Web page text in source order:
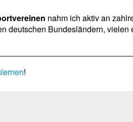
nahm ich aktiv an
deutschen Bundesländern,
!